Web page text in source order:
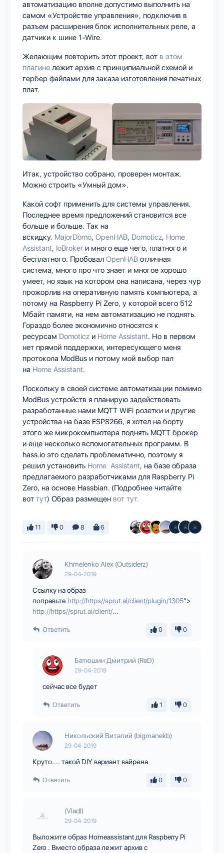
автоматизацию вполне допустимо выполнить на
самом «Устройстве управления», подключив в
разъем расширения блок исполнительных реле, а
датчики к шине 1-Wire.
Желающим повторить этот проект, вот в этом
плагине лежит архив с принципиальной схемой и
гербер файлами для заказа изготовления печатных
плат.
Итак, устройство собрано, проверен монтаж.
Можно строить «Умный дом».
Какой софт применить для системы управления.
Последнее время предложений становится все
больше и больше. Так на
вскидку. MajorDomo, OpenHAB, Domoticz, Home
Assistant, IoBroker и много еще чего, платного и
бесплатного. Пробовал OpenHAB отличная
система, много про что знает и многое хорошо
умеет, но язык на котором она написана, через чур
прожорлив на оперативную память компьютера, а
потому на Raspberry Pi Zero, у которой всего 512
Мбайт памяти, на нем автоматизацию не поднять.
Гораздо более экономично относятся к
ресурсам Domoticz и Home Assistant. Но в первом
нет прямой поддержки, интересующего меня
протокола ModBus и потому мой выбор пал
на Home Assistant.
Поскольку в своей системе автоматизации помимо
ModBus устройств я планирую задействовать
разработанные нами MQTT WiFi розетки и другие
устройства на базе ESP8266, я хотел на борту
этого же микрокомпьютера поднять MQTT брокер
и еще несколько вспомогательных программ. В
hass.io это сделать проблематично, поэтому я
решил установить Home Assistant, на базе образа
предлагаемого разработчиками для Raspberry Pi
Zero, на основе Hassbian. (Подробнее читайте
вот тут) Образ размещен вот тут.
11 0 8 6
Khmelenko Alex (Outsiderz)
29-04-2019
Ссылку на образ
поправьте http://https//sprut.ai/client/plugin/1305">
http://https//sprut.ai/client/...
Ответить 0 0
Батюшин Дмитрий (ReD)
29-04-2019
сейчас все будет
Ответить 1 0
Никольский Виталий (bigmanekb)
29-04-2019
Круто.... такой DIY вариант вайрена
Ответить 0 0
(VladI)
29-04-2019
Выложите образ Homeassistant для Raspberry Pi
Zero . Вместо образа лежит архив с